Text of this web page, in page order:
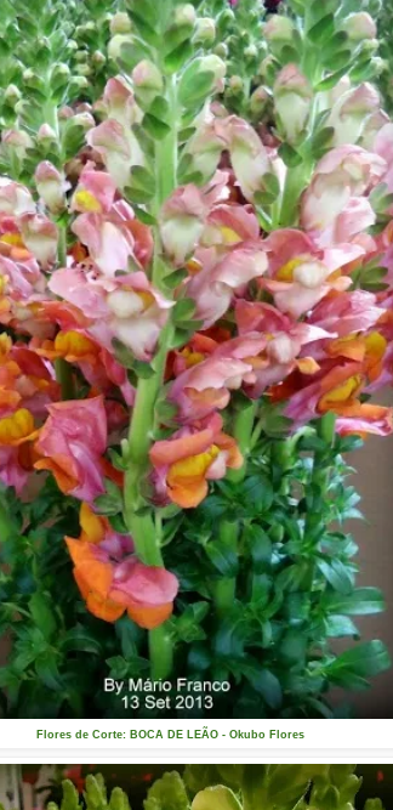
Flores de Corte: BOCA DE LEÃO - Okubo Flores